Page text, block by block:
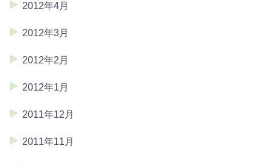
2012年4月
2012年3月
2012年2月
2012年1月
2011年12月
2011年11月